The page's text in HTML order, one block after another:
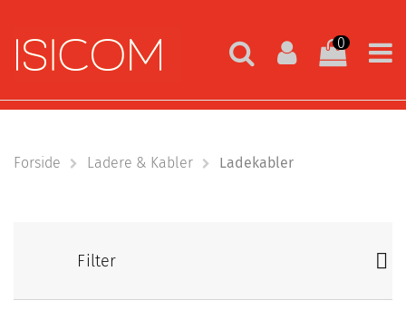
0
Forside Ladere & Kabler Ladekabler
Filter